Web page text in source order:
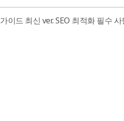
가이드 최신 ver. SEO 최적화 필수